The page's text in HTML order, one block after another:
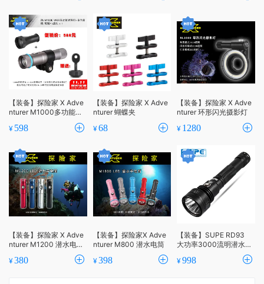
【装备】探险家 X Adve
nturer M1000多功能对
¥ 598
【装备】探险家 X Adve
nturer 蝴蝶夹
¥68
【装备】探险家 X Adve
nturer 环形闪光摄影灯
¥ 1280
【装备】探险家 X Adve
nturer M1200 潜水电
¥380
【装备】探险家X Adve
nturer M800 潜水电筒
¥398
【装备】SUPE RD93
大功率3000流明潜水照
¥998